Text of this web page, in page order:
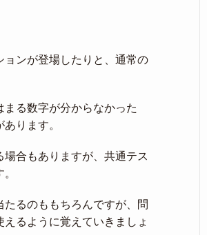
ンが登場したりと、通常の
る数字が分からなかった
ります。
合もありますが、共通テス
るのももちろんですが、問
るように覚えていきましょ